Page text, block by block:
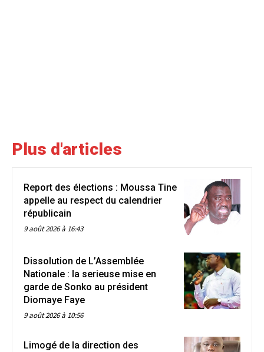
Plus d'articles
Report des élections : Moussa Tine
appelle au respect du calendrier
républicain
9 août 2026 à 16:43
Dissolution de L’Assemblée
Nationale : la serieuse mise en
garde de Sonko au président
Diomaye Faye
9 août 2026 à 10:56
Limogé de la direction des